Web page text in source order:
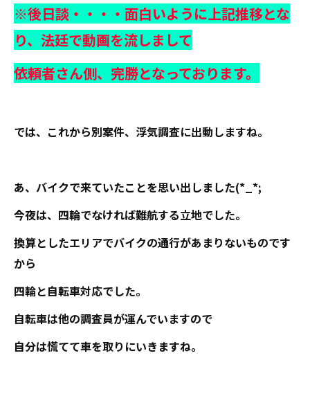
※後日談・・・・面白いように上記推移とな
り、法廷で動画を流しまして
依頼者さん側、完勝となっております。
では、これから別案件、浮気調査に出動しますね。
あ、バイクで来ていたことを思い出しました(*_*;
今夜は、四輪でなければ難航する立地でした。
換算としたエリアでバイクの通行があまりないものです
から
四輪と自転車対応でした。
自転車は他の調査員が運んでいますので
自分は慌てて車を取りにいきますね。